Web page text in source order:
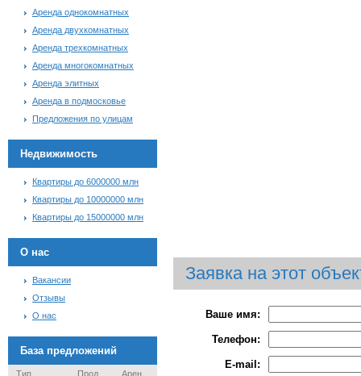
Аренда однокомнатных
Аренда двухкомнатных
Аренда трехкомнатных
Аренда многокомнатных
Аренда элитных
Аренда в подмосковье
Предложения по улицам
Недвижимость
Квартиры до 6000000 млн
Квартиры до 10000000 млн
Квартиры до 15000000 млн
О нас
Вакансии
Отзывы
О нас
База предложений
Тип Прод.
Арен.
Заявка на этот
Ваше имя:
Телефон:
E-mail: